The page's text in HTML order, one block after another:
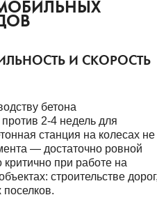
И СКОРОСТЬ
бетона
2-4 недель для
станция на колесах не
— достаточно ровной
при работе на
строительстве